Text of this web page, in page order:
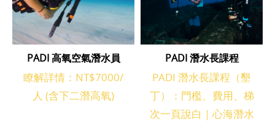
PADI 高氧空氣潛水員
瞭解詳情：NT$7000/
人 (含下二潛高氧)
PADI 潛水長課程
PADI 潛水長課程（墾
丁）：門檻、費用、梯
次一頁說白｜心海潛水